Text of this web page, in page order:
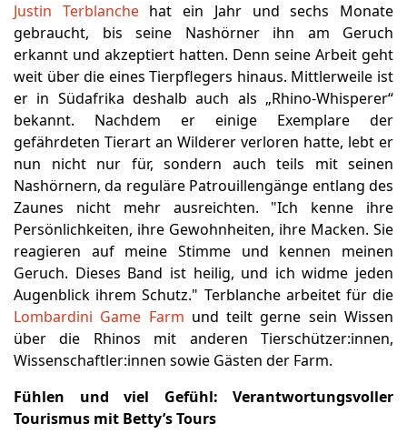
Justin Terblanchehat ein Jahr und sechs Monate
gebraucht, bis seine Nashörner ihn am Geruch
erkannt und akzeptiert hatten. Denn seine Arbeit geht
weit über die eines Tierpflegers hinaus. Mittlerweile ist
er in Südafrika deshalb auch als „Rhino-Whisperer“
bekannt. Nachdem er einige Exemplare der
gefährdeten Tierart an Wilderer verloren hatte, lebt er
nun nicht nur für, sondern auch teils mit seinen
Nashörnern, da reguläre Patrouillengänge entlang des
Zaunes nicht mehr ausreichten. "Ich kenne ihre
Persönlichkeiten, ihre Gewohnheiten, ihre Macken. Sie
reagieren auf meine Stimme und kennen meinen
Geruch. Dieses Band ist heilig, und ich widme jeden
Augenblick ihrem Schutz." Terblanche arbeitet für die
Lombardini Game Farm und teilt gerne sein Wissen
über die Rhinos mit anderen Tierschützer:innen,
Wissenschaftler:innen sowie Gästen der Farm.
Fühlen und viel Gefühl: Verantwortungsvoller
Tourismus mit Betty’s Tours